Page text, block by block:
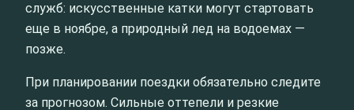
служб: искусственные катки могут стартовать
еще в ноябре, а природный лед на водоемах —
позже.
При планировании поездки обязательно следите
за прогнозом. Сильные оттепели и резкие